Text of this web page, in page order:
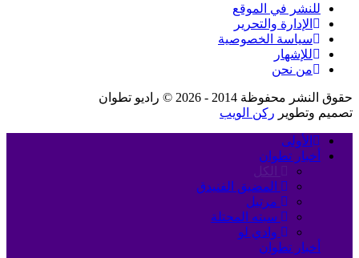
للنشر في الموقع
الإدارة والتحرير
سياسة الخصوصية
للإشهار
من نحن
حقوق النشر محفوظة 2014 - 2026 © راديو تطوان
تصميم وتطوير ركن الويب
الأولى
أخبار تطوان
الكل
المضيق الفنيدق
مرتيل
سبته المحتلة
وادي لو
أخبار تطوان